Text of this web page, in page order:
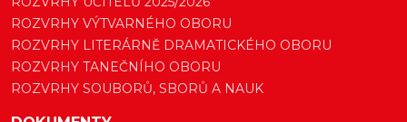
ROZVRHY VÝTVARNÉHO OBORU
ROZVRHY LITERÁRNĚ DRAMATICKÉHO OBORU
ROZVRHY TANEČNÍHO OBORU
ROZVRHY SOUBORŮ, SBORŮ A NAUK